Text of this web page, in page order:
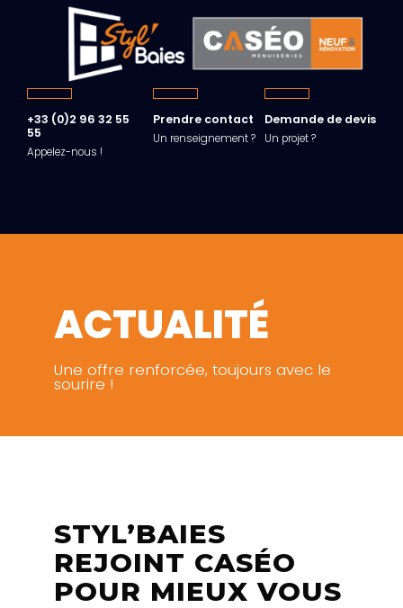
+33 (0)2 96 32 55
55
Appelez-nous !
Prendre contact
Un renseignement ?
Demande de devis
Un projet ?
ACTUALITÉ
Une offre renforcée, toujours avec le
sourire !
STYL’BAIES
REJOINT CASÉO
POUR MIEUX VOUS